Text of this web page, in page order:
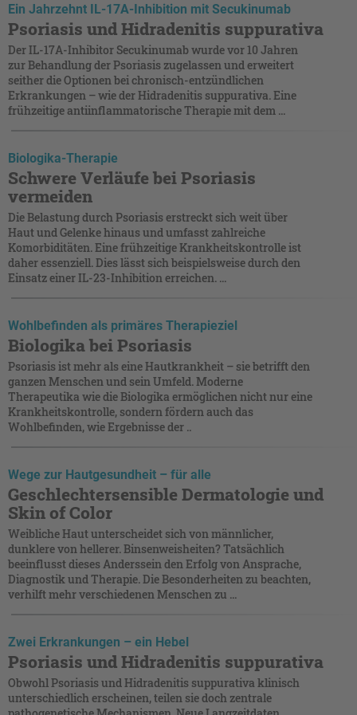
Ein Jahrzehnt IL-17A-Inhibition mit Secukinumab
Psoriasis und Hidradenitis suppurativa
Der IL-17A-Inhibitor Secukinumab wurde vor 10 Jahren
zur Behandlung der Psoriasis zugelassen und erweitert
seither die Optionen bei chronisch-entzündlichen
Erkrankungen – wie der Hidradenitis suppurativa. Eine
früh­zei­tige antiinflammatorische Therapie mit dem ...
Biologika-Therapie
Schwere Verläufe bei Psoriasis
vermeiden
Die Belastung durch Psoriasis erstreckt sich weit über
Haut und Gelenke hinaus und umfasst zahlreiche
Komorbiditäten. Eine frühzeitige Krankheitskontrolle ist
daher essenziell. Dies lässt sich beispielsweise durch den
Einsatz einer IL-23-Inhibition erreichen. ...
Wohlbefinden als primäres Therapieziel
Biologika bei Psoriasis
Psoriasis ist mehr als eine Hautkrankheit – sie betrifft den
ganzen Menschen und sein Umfeld. Moderne
Therapeutika wie die Biologika ermöglichen nicht nur eine
Krankheitskontrolle, sondern fördern auch das
Wohlbefinden, wie Ergebnisse der ..
Wege zur Hautgesundheit – für alle
Geschlechtersensible Dermatologie und
Skin of Color
Weibliche Haut unterscheidet sich von männlicher,
dunklere von hellerer. Binsenweisheiten? Tatsächlich
beeinflusst dieses Anderssein den Erfolg von Ansprache,
Diagnostik und Therapie. Die Besonderheiten zu beachten,
verhilft mehr verschiedenen Menschen zu ...
Zwei Erkrankungen – ein Hebel
Psoriasis und Hidradenitis suppurativa
Obwohl Psoriasis und Hidradenitis suppurativa klinisch
unterschiedlich erscheinen, teilen sie doch zentrale